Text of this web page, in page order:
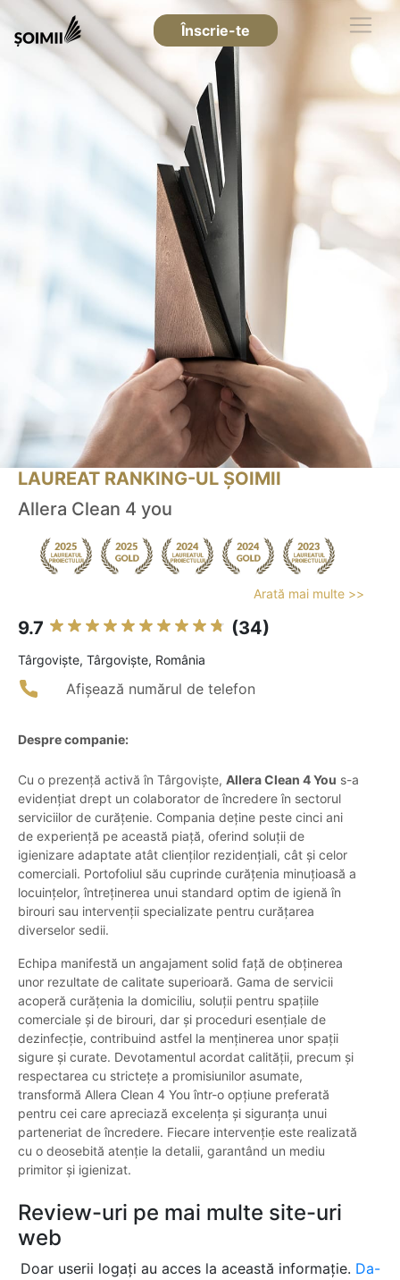
Înscrie-te
LAUREAT RANKING-UL ȘOIMII
Allera Clean 4 you
Arată mai multe >>
9.7 (34)
Târgovişte, Târgoviște, România
Afișează numărul de telefon
Despre companie:
Cu o prezență activă în Târgoviște, Allera Clean 4 You s-a
evidențiat drept un colaborator de încredere în sectorul
serviciilor de curățenie. Compania deține peste cinci ani
de experiență pe această piață, oferind soluții de
igienizare adaptate atât clienților rezidențiali, cât și celor
comerciali. Portofoliul său cuprinde curățenia minuțioasă a
locuințelor, întreținerea unui standard optim de igienă în
birouri sau intervenții specializate pentru curățarea
diverselor sedii.
Echipa manifestă un angajament solid față de obținerea
unor rezultate de calitate superioară. Gama de servicii
acoperă curățenia la domiciliu, soluții pentru spațiile
comerciale și de birouri, dar și proceduri esențiale de
dezinfecție, contribuind astfel la menținerea unor spații
sigure și curate. Devotamentul acordat calității, precum și
respectarea cu strictețe a promisiunilor asumate,
transformă Allera Clean 4 You într-o opțiune preferată
pentru cei care apreciază excelența și siguranța unui
parteneriat de încredere. Fiecare intervenție este realizată
cu o deosebită atenție la detalii, garantând un mediu
primitor și igienizat.
Review-uri pe mai multe site-uri
web
Doar userii logați au acces la această informație. Da-